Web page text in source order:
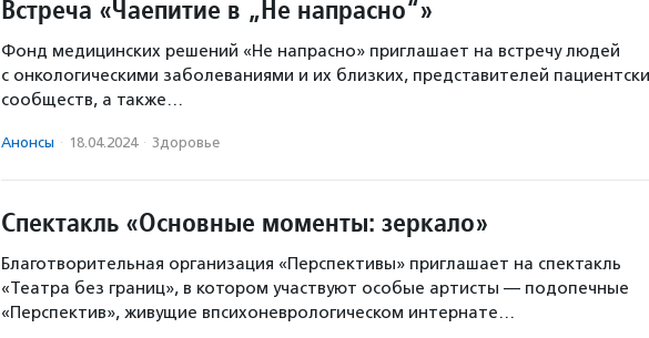
Встреча «Чаепитие в „Не напрасно“»
Фонд медицинских решений «Не напрасно» приглашает на встречу людей
с онкологическими заболеваниями и их близких, представителей
сообществ, а также…
Анонсы · 18.04.2024 · Здоровье
Спектакль «Основные моменты: зеркало»
Благотворительная организация «Перспективы» приглашает на спектакль
«Театра без границ», в котором участвуют особые артисты — подопечные
«Перспектив», живущие впсихоневрологическом интернате…